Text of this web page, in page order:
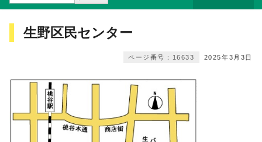
生野区民センター
2025年3月3日
ページ番号：16633